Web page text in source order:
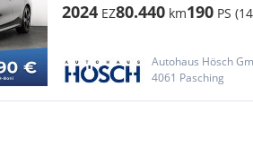
2024 EZ80.440 km190 PS
Autohaus Hösch
4061 Pasching